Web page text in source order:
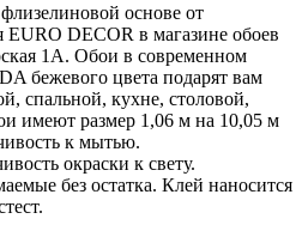
основе от
EURO DECOR в магазине обоев
1А. Обои в современном
бежевого цвета подарят вам
спальной, кухне, столовой,
имеют размер 1,06 м на 10,05 м
к мытью.
окраски к свету.
без остатка. Клей наносится